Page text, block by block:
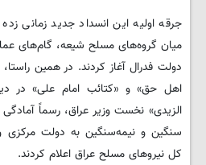
جرقه اولیه این انسداد جدید زمانی
میان گروه‌های مسلح شیعه، گام‌های
دولت فدرال آغاز کردند. در همین
اهل حق» و «کتائب امام علی» در
الزیدی» نخست وزیر عراق، رسماً
سنگین و نیمه‌سنگین به دولت مرکزی
کل نیروهای مسلح عراق اعلام کردند.